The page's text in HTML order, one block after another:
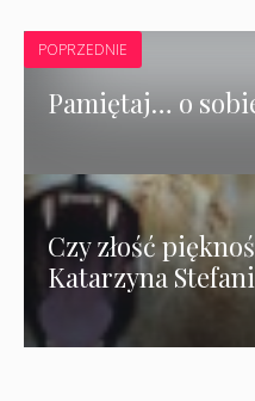
POPRZEDNIE
Pamiętaj… o
Czy złość
Katarzyna